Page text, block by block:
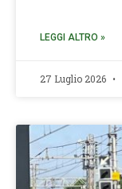
LEGGI ALTRO »
27 Luglio 2026